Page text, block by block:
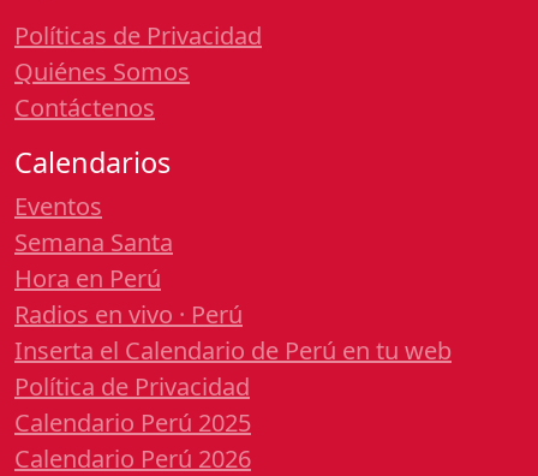
Políticas de Privacidad
Quiénes Somos
Contáctenos
Calendarios
Eventos
Semana Santa
Hora en Perú
Radios en vivo · Perú
Inserta el Calendario de Perú en tu web
Política de Privacidad
Calendario Perú 2025
Calendario Perú 2026